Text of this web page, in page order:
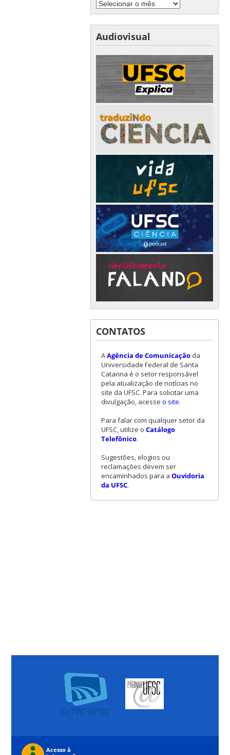
Audiovisual
CONTATOS
AAgência de Comunicaçãoda
Universidade Federal de Santa
Catarina é o setor responsável
pela atualização de notícias no
site da UFSC. Para solicitar uma
divulgação, acesse o site.
Para falar com qualquer setor da
UFSC, utilize o Catálogo
Telefônico.
Sugestões, elogios ou
reclamações devem ser
encaminhados para a Ouvidoria
da UFSC.